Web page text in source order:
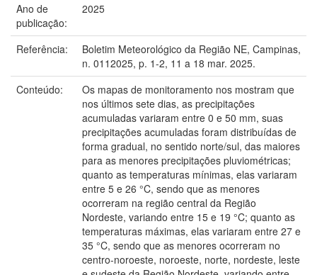
Ano de
publicação:
2025
Referência:
Boletim Meteorológico da Região NE, Campinas,
n. 0112025, p. 1-2, 11 a 18 mar. 2025.
Conteúdo:
Os mapas de monitoramento nos mostram que
nos últimos sete dias, as precipitações
acumuladas variaram entre 0 e 50 mm, suas
precipitações acumuladas foram distribuídas de
forma gradual, no sentido norte/sul, das maiores
para as menores precipitações pluviométricas;
quanto as temperaturas mínimas, elas variaram
entre 5 e 26 °C, sendo que as menores
ocorreram na região central da Região
Nordeste, variando entre 15 e 19 °C; quanto as
temperaturas máximas, elas variaram entre 27 e
35 °C, sendo que as menores ocorreram no
centro-noroeste, noroeste, norte, nordeste, leste